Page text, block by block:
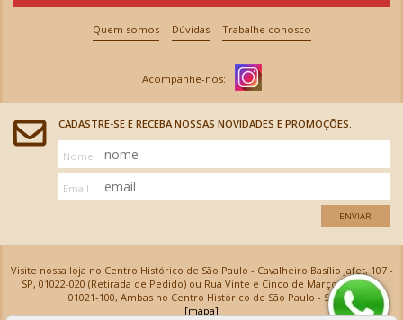
Quem somos Dúvidas Trabalhe conosco
CADASTRE-SE E RECEBA NOSSAS NOVIDADES E PROMOÇÕES.
Nome
Email
ENVIAR
Visite nossa loja no Centro Histórico de São Paulo - Cavalheiro Basílio Jafet, 107 -
SP, 01022-020 (Retirada de Pedido) ou Rua Vinte e Cinco de Março, 576 - SP,
01021-100, Ambas no Centro Histórico de São Paulo - SP
[mapa]